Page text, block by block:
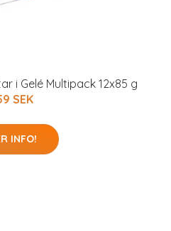
i Gelé Multipack 12x85 g
SEK
INFO!